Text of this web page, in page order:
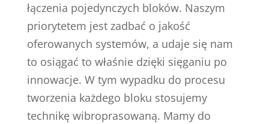
łączenia pojedynczych bloków. Naszym
priorytetem jest zadbać o jakość
oferowanych systemów, a udaje się nam
to osiągać to właśnie dzięki sięganiu po
innowacje. W tym wypadku do procesu
tworzenia każdego bloku stosujemy
technikę wibroprasowaną. Mamy do